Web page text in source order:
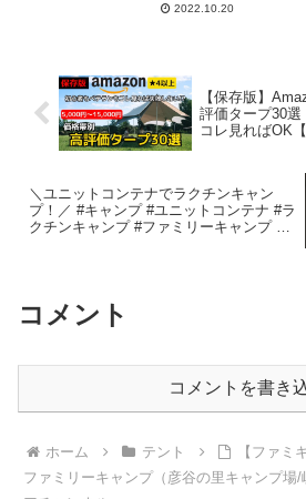
2022.10.20
【保存版】
評価タープ30
コレ見ればOK
＼ユニットコンテナでラクチンキャン
プ！／ #キャンプ #ユニットコンテナ #ラ
クチンキャンプ #ファミリーキャンプ #
コメント
コメントを書き
ホーム テント
【ファミ
ファミリーキャンプ（彦谷の里キャンプ場/